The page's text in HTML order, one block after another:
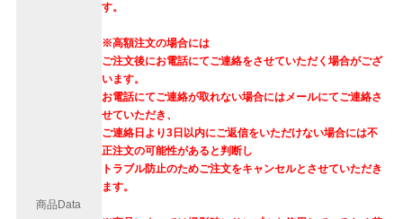
商品Data
す。
※高額注文の場合には
ご注文後にお電話にてご連絡をさせていただく場合がござ
います。
お電話にてご連絡が取れない場合にはメールにてご連絡さ
せていただき、
ご連絡日より3日以内にご返信をいただけない場合には不
正注文の可能性があると判断し
トラブル防止のためご注文をキャンセルとさせていただき
ます。